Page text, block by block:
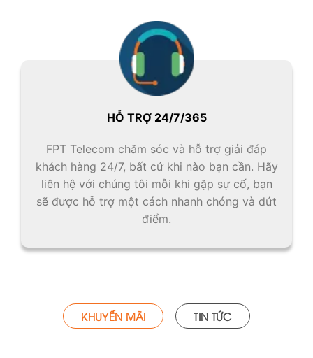
HỖ TRỢ 24/7/365
FPT Telecom chăm sóc và hỗ trợ giải đáp
khách hàng 24/7, bất cứ khi nào bạn cần. Hãy
liên hệ với chúng tôi mỗi khi gặp sự cố, bạn
sẽ được hỗ trợ một cách nhanh chóng và dứt
điểm.
KHUYẾN MÃI TIN TỨC